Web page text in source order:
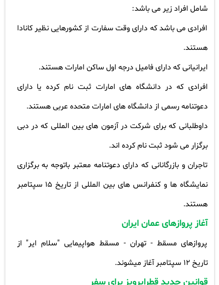
شامل افراد زیر می باشد:
افرادی می باشد که دارای وقت سفارت از کشورهایی نظیر کانادا
هستند.
ایرانیانی که دارای فامیل درجه اول ساکن امارات هستند.
افرادی که در دانشگاه های امارات ثبت نام کرده یا دارای
دعوتنامه رسمی از دانشگاه های امارات متحده عربی هستند.
داوطلبانی که برای شرکت در آزمون های بین المللی که در دبی
برگزار می شود ثبت نام کرده اند.
تاجران و بازرگانانی که دارای دعوتنامه معتبر باتوجه به برگزاری
نمایشگاه ها و کنفرانس های بین المللی از تاریخ 15 سپتامبر
هستند.
آغاز پروازهای عمان ایران
پروازهای مسقط - تهران - مسقط هواپیمایی "سلام ایر" از
تاریخ ۱۲ سپتامبر آغاز میشوند.
قوانین جدید قطرایرویز برای سفر